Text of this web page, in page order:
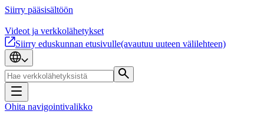
Siirry pääsisältöön
Videot ja verkkolähetykset
Siirry eduskunnan etusivulle(avautuu uuteen välilehteen)
Ohita navigointivalikko